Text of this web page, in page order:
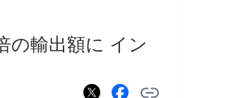
の輸出額に イン